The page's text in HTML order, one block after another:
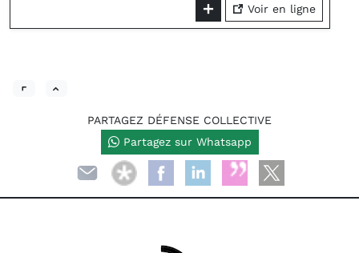
Voir en ligne
PARTAGEZ DÉFENSE COLLECTIVE
Partagez sur Whatsapp